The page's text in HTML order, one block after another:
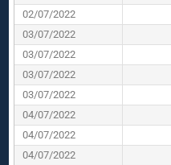
02/07/2022
03/07/2022
03/07/2022
03/07/2022
03/07/2022
04/07/2022
04/07/2022
04/07/2022